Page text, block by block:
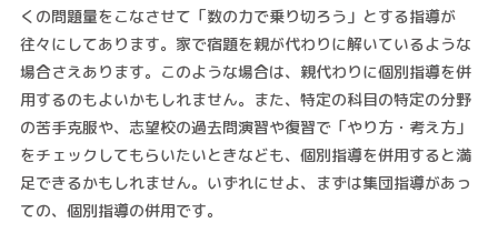
くの問題量をこなさせて「数の力で乗り切ろう」とする指導が
往々にしてあります。家で宿題を親が代わりに解いているような
場合さえあります。このような場合は、親代わりに個別指導を併
用するのもよいかもしれません。また、特定の科目の特定の分野
の苦手克服や、志望校の過去問演習や復習で「やり方・考え方」
をチェックしてもらいたいときなども、個別指導を併用すると満
足できるかもしれません。いずれにせよ、まずは集団指導があっ
ての、個別指導の併用です。